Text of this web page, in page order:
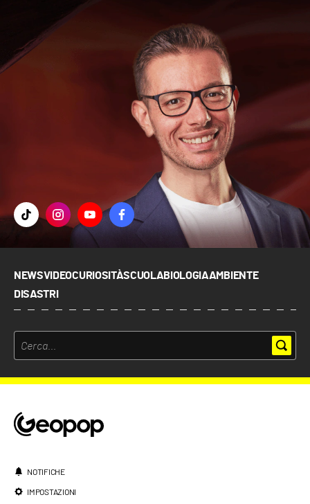
NEWSVIDEOCURIOSITÀSCUOLABIOLOGIAAMBIENTE
DISASTRI
NOTIFICHE
IMPOSTAZIONI